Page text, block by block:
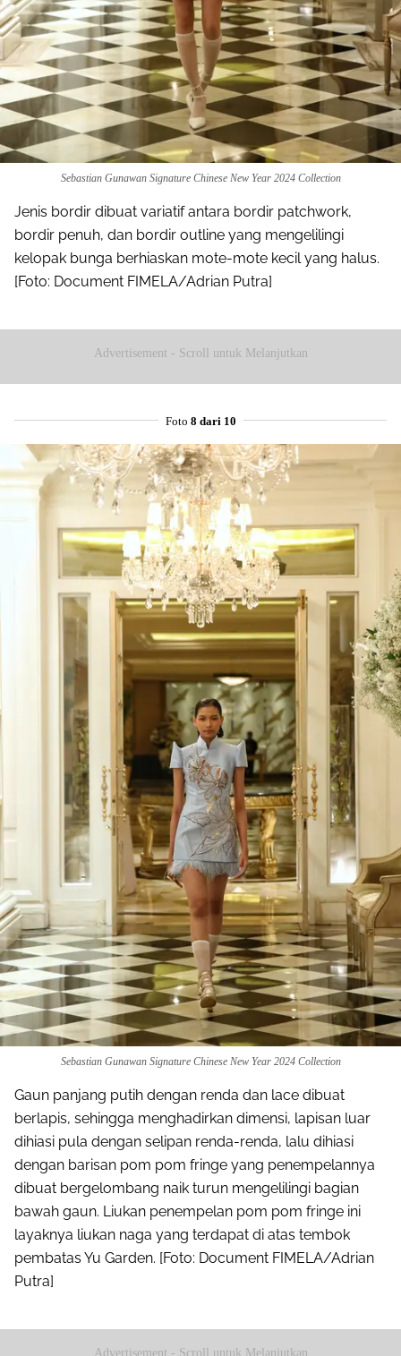
Sebastian Gunawan Signature Chinese New Year 2024 Collection
Jenis bordir dibuat variatif antara bordir patchwork,
bordir penuh, dan bordir outline yang mengelilingi
kelopak bunga berhiaskan mote-mote kecil yang halus.
[Foto: Document FIMELA/Adrian Putra]
Advertisement - Scroll untuk Melanjutkan
Foto 8 dari 10
Sebastian Gunawan Signature Chinese New Year 2024 Collection
Gaun panjang putih dengan renda dan lace dibuat
berlapis, sehingga menghadirkan dimensi, lapisan luar
dihiasi pula dengan selipan renda-renda, lalu dihiasi
dengan barisan pom pom fringe yang penempelannya
dibuat bergelombang naik turun mengelilingi bagian
bawah gaun. Liukan penempelan pom pom fringe ini
layaknya liukan naga yang terdapat di atas tembok
pembatas Yu Garden. [Foto: Document FIMELA/Adrian
Putra]
Advertisement - Scroll untuk Melanjutkan